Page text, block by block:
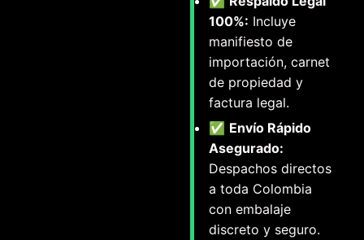
100%: Incluye
manifiesto de
importación, carnet
de propiedad y
factura legal.
✅ Envío Rápido
Asegurado:
Despachos directos
a toda Colombia
con embalaje
discreto y seguro.